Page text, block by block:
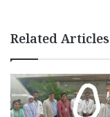
Related Articles